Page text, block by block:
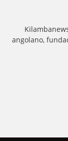
angolano,